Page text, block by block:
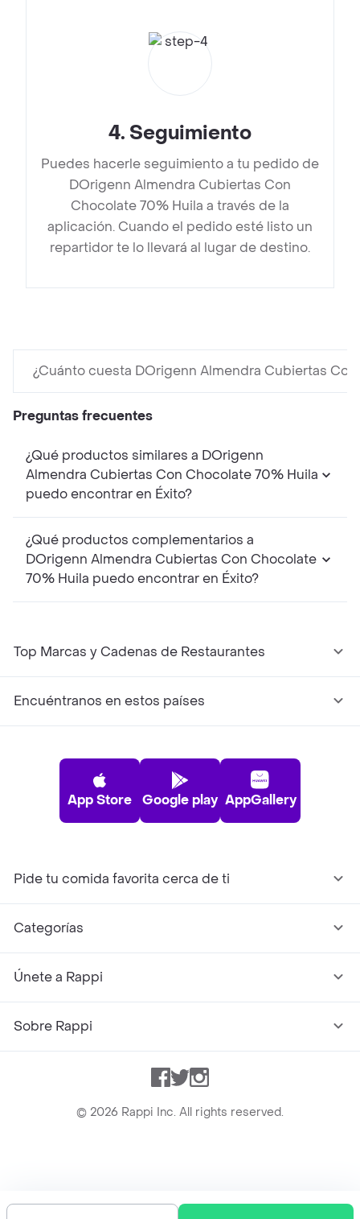
4. Seguimiento
Puedes hacerle seguimiento a tu pedido de
DOrigenn Almendra Cubiertas Con
Chocolate 70% Huila a través de la
aplicación. Cuando el pedido esté listo un
repartidor te lo llevará al lugar de destino.
¿Cuánto cuesta DOrigenn Almendra Cubiertas
Preguntas frecuentes
¿Qué productos similares a DOrigenn
Almendra Cubiertas Con Chocolate 70% Huila
puedo encontrar en Éxito?
¿Qué productos complementarios a
DOrigenn Almendra Cubiertas Con Chocolate
70% Huila puedo encontrar en Éxito?
Top Marcas y Cadenas de Restaurantes
Encuéntranos en estos países
App Store Google play AppGallery
Pide tu comida favorita cerca de ti
Categorías
Únete a Rappi
Sobre Rappi
Facebook
TwitterInstagram
© 2026 Rappi Inc. All rights reserved.